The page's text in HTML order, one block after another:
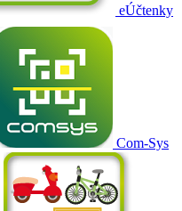
eÚčtenky
Com-Sys